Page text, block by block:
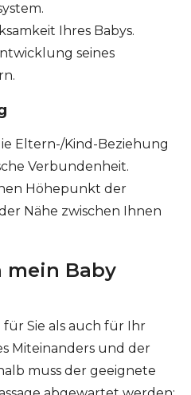
Ihres Babys.
seines
Eltern-/Kind-Beziehung
Verbundenheit.
Höhepunkt der
Nähe zwischen Ihnen
mein Baby
für Sie als auch für Ihr
Miteinanders und der
muss der geeignete